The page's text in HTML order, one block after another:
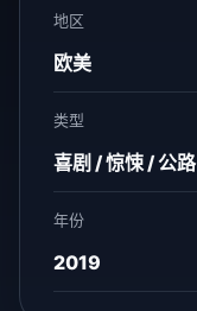
地区
欧美
类型
喜剧 / 惊悚 / 公路
年份
2019